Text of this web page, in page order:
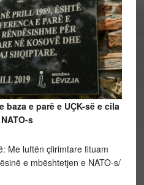
baza e parë e UÇK-së e cila
s
Me luftën çlirimtare fituam
e mbështetjen e NATO-s/